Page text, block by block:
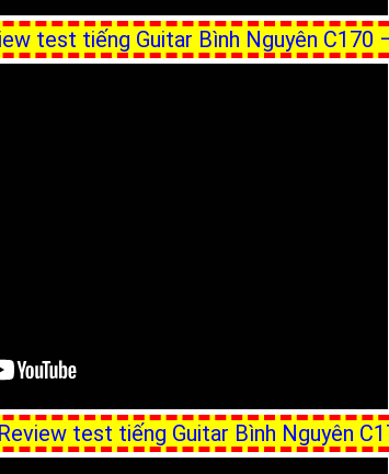
test tiếng Guitar Bình Nguyên C170
test tiếng Guitar Bình Nguyên